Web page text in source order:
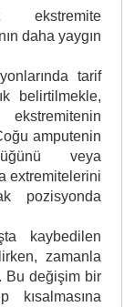
daha yaygın
tarif
belirtilmekle,
amputenin
veya
extremitelerini
pozisyonda
kaybedilen
zamanla
Bu değişim bir
kısalmasına